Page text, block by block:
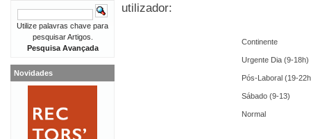
utilizador:
Continente
Urgente Dia (9-18h)
Pós-Laboral (19-
Sábado (9-13)
Normal
Utilize palavras chave para
pesquisar Artigos.
Pesquisa Avançada
Novidades